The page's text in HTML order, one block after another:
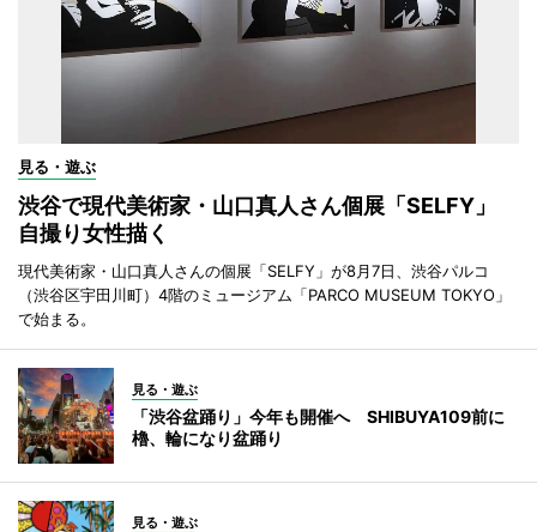
見る・遊ぶ
渋谷で現代美術家・山口真人さん個展「SELFY」
自撮り女性描く
現代美術家・山口真人さんの個展「SELFY」が8月7日、渋谷パルコ
（渋谷区宇田川町）4階のミュージアム「PARCO MUSEUM TOKYO」
で始まる。
見る・遊ぶ
「渋谷盆踊り」今年も開催へ SHIBUYA109前に
櫓、輪になり盆踊り
見る・遊ぶ